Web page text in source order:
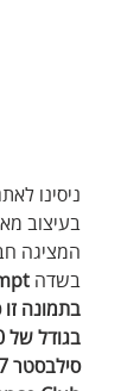
ניסינו
בעיצוב
המציגה
בשדה
בתמונה